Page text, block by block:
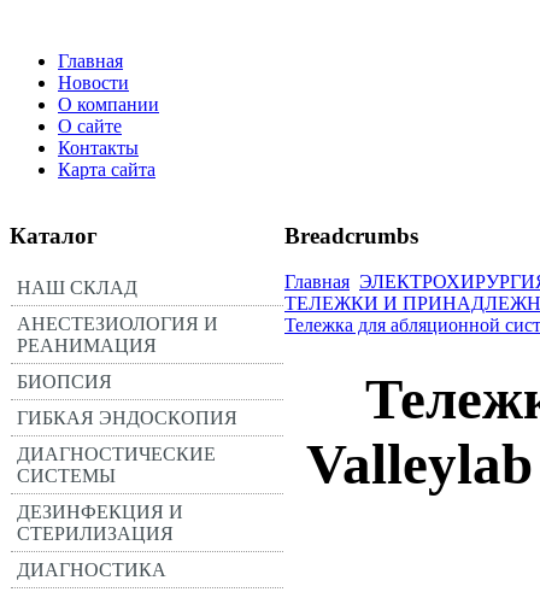
Главная
Новости
О компании
О сайте
Контакты
Карта сайта
Каталог
НАШ СКЛАД
АНЕСТЕЗИОЛОГИЯ И
РЕАНИМАЦИЯ
БИОПСИЯ
ГИБКАЯ ЭНДОСКОПИЯ
ДИАГНОСТИЧЕСКИЕ
СИСТЕМЫ
ДЕЗИНФЕКЦИЯ И
СТЕРИЛИЗАЦИЯ
ДИАГНОСТИКА
Breadcrumbs
Главная
ТЕЛЕЖКИ И
Тележка для абляционной